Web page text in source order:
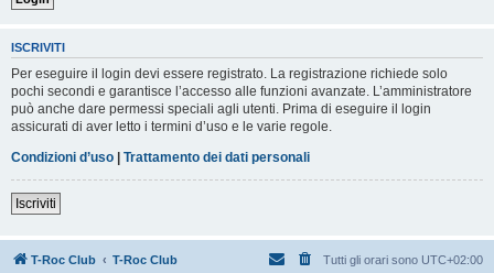
ISCRIVITI
Per eseguire il login devi essere registrato. La registrazione richiede solo
pochi secondi e garantisce l’accesso alle funzioni avanzate. L’amministratore
può anche dare permessi speciali agli utenti. Prima di eseguire il login
assicurati di aver letto i termini d’uso e le varie regole.
Condizioni d’uso | Trattamento dei dati personali
Iscriviti
T-Roc Club T-Roc Club Tutti gli orari sono UTC+02:00